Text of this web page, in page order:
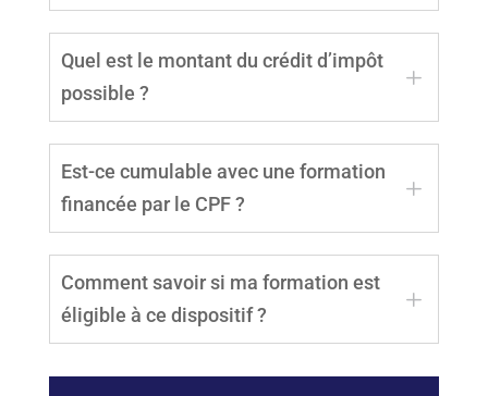
financement par un autre moyen.
Non. Le crédit d’impôt concerne uniquement
certaines situations, notamment lorsque la
formation entre dans le cadre des services à la
personne, par exemple pour des cours à
Quel est le montant du crédit d’impôt
possible ?
L
Le crédit d’impôt correspond à50 % des
sommes payées personnellement, dans les
limites prévues par la réglementation en
vigueur.
Est-ce cumulable avec une formation
financée par le CPF ?
L
Oui. Le CPF peut financer une partie de la
formation, et la part restante payée par vous
peut, sous conditions, ouvrir droit au crédit
d’impôt.
Comment savoir si ma formation est
éligible à ce dispositif ?
L